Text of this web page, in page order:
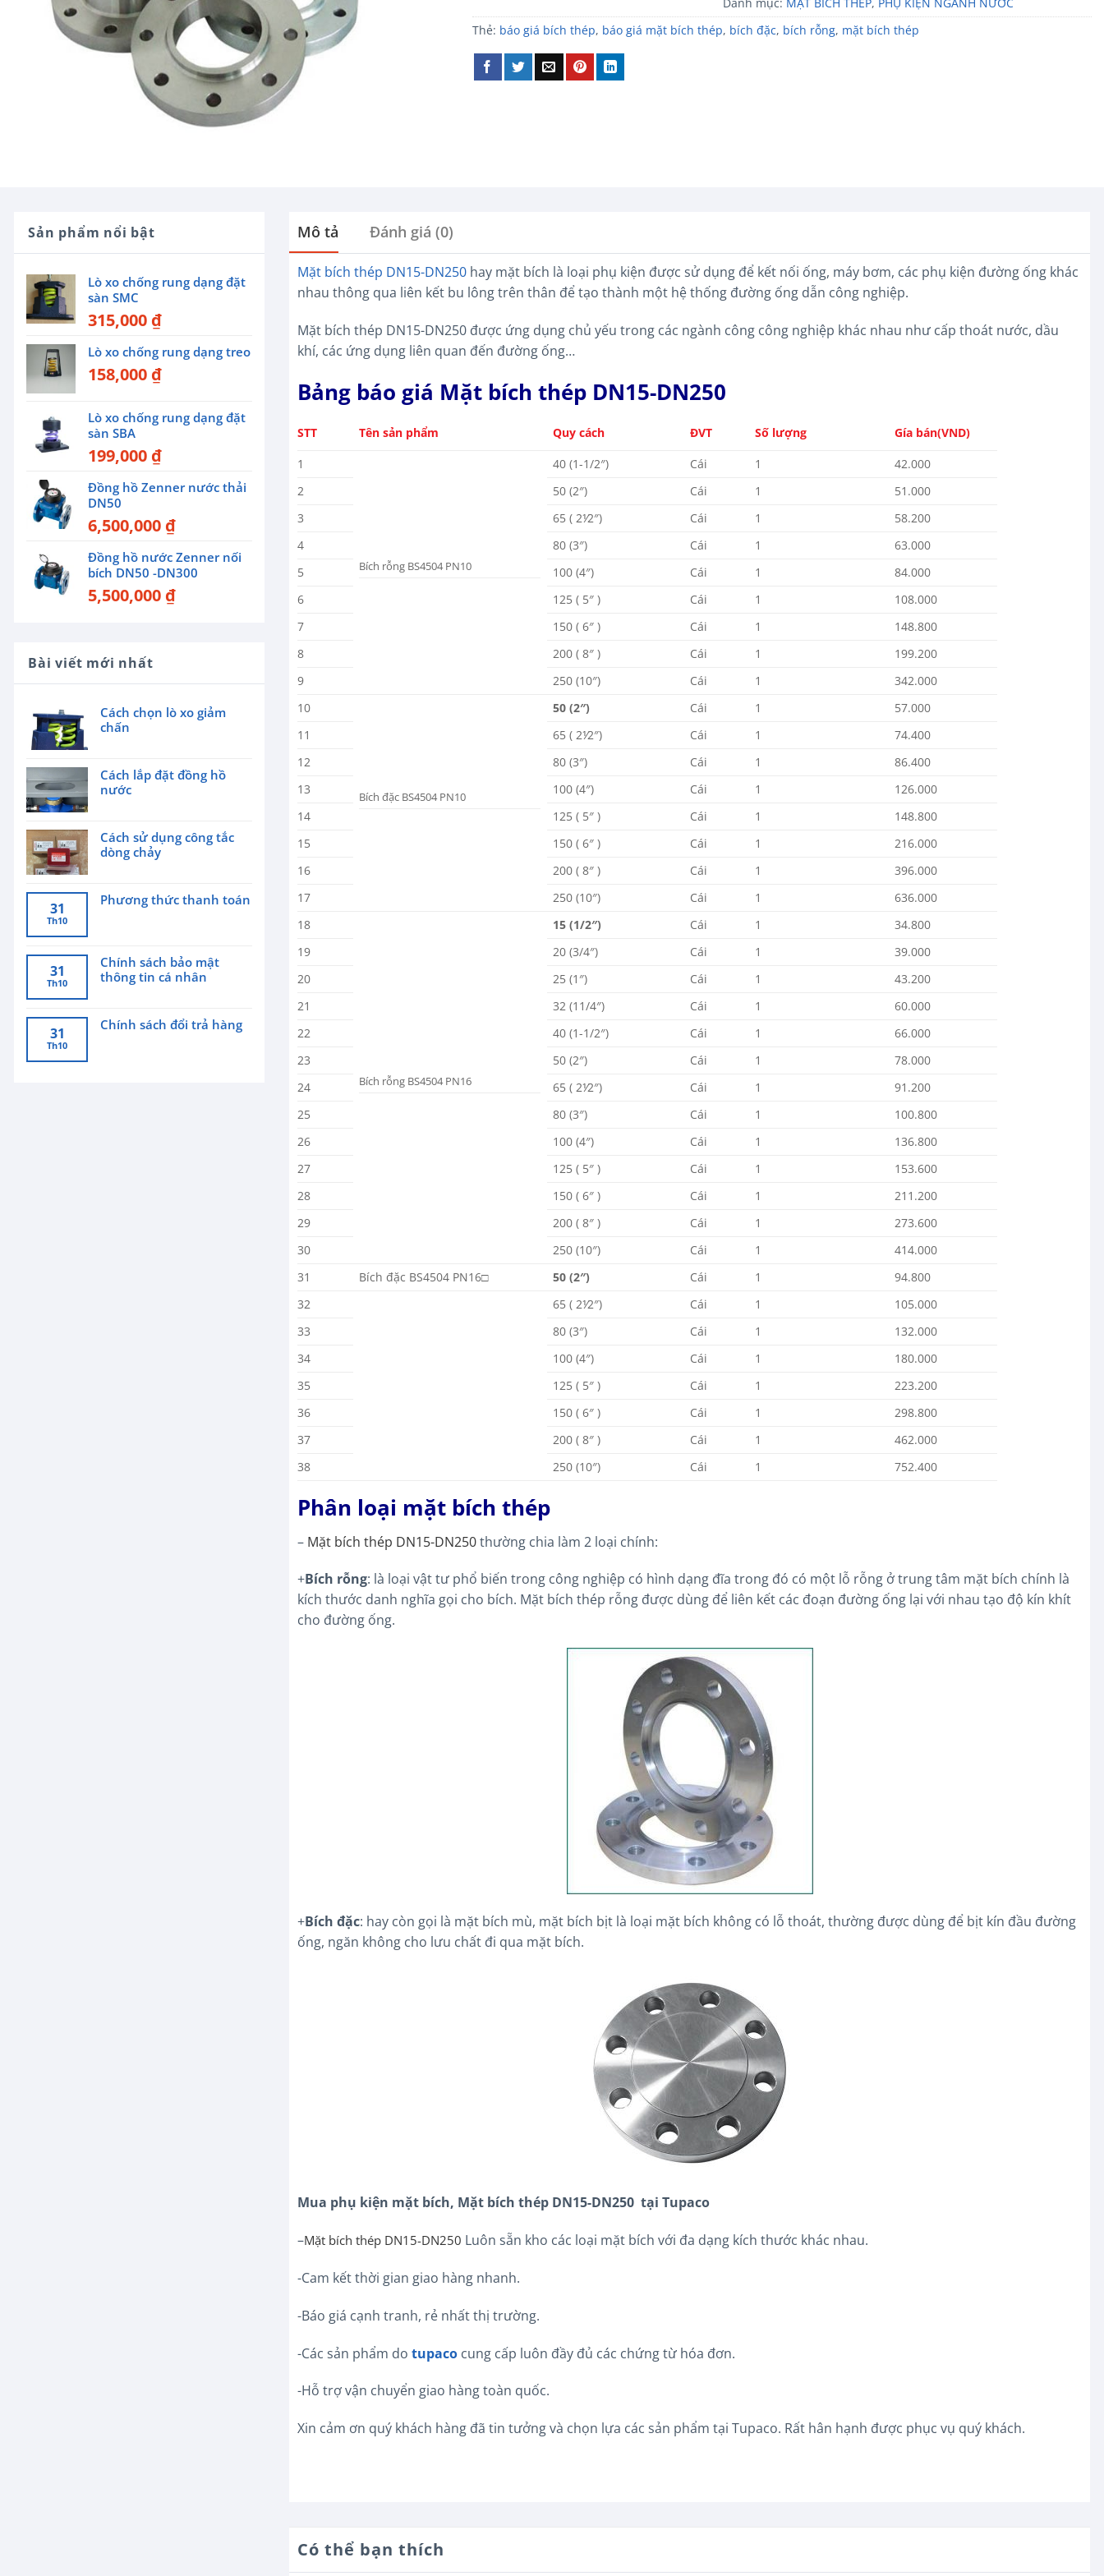
Thẻ: báo giá bích thép, báo giá mặt bích thép, bích đặc, bích rỗng, mặt bích thép
Sản phẩm nổi bật
Lò xo chống rung dạng đặt
sàn SMC
315,000 ₫
Lò xo chống rung dạng treo
158,000 ₫
Lò xo chống rung dạng đặt
sàn SBA
199,000 ₫
Đồng hồ Zenner nước thải
DN50
6,500,000 ₫
Đồng hồ nước Zenner nối
bích DN50 -DN300
5,500,000 ₫
Bài viết mới nhất
Cách chọn lò xo giảm
chấn
Cách lắp đặt đồng hồ
nước
Cách sử dụng công tắc
dòng chảy
31
Th10
Phương thức thanh toán
31
Th10
Chính sách bảo mật
thông tin cá nhân
31
Th10
Chính sách đổi trả hàng
Mô tả Đánh giá (0)
Mặt bích thép DN15-DN250 hay mặt bích là loại phụ kiện được sử dụng để kết nối ống, máy bơm, các phụ kiện đường ống khác
nhau thông qua liên kết bu lông trên thân để tạo thành một hệ thống đường ống dẫn công nghiệp.
Mặt bích thép DN15-DN250 được ứng dụng chủ yếu trong các ngành công công nghiệp khác nhau như cấp thoát nước, dầu
khí, các ứng dụng liên quan đến đường ống…
Bảng báo giá Mặt bích thép DN15-DN250
STT Tên sản phẩm Quy cách ĐVT Số lượng
Gía bán(VND)
1
Bích rỗng BS4504 PN10
40 (1-1/2″) Cái 1
42.000
2
50 (2″) Cái 1
51.000
3
65 ( 2⅟2″) Cái 1
58.200
4
80 (3″) Cái 1
63.000
5
100 (4″) Cái 1
84.000
6
125 ( 5″ ) Cái 1
108.000
7
150 ( 6″ ) Cái 1
148.800
8
200 ( 8″ ) Cái 1
199.200
9
250 (10″) Cái 1
342.000
10
Bích đặc BS4504 PN10
50 (2″) Cái 1
57.000
11
65 ( 2⅟2″) Cái 1
74.400
12
80 (3″) Cái 1
86.400
13
100 (4″) Cái 1
126.000
14
125 ( 5″ ) Cái 1
148.800
15
150 ( 6″ ) Cái 1
216.000
16
200 ( 8″ ) Cái 1
396.000
17
250 (10″) Cái 1
636.000
18
Bích rỗng BS4504 PN16
15 (1/2″) Cái 1
34.800
19
20 (3/4″) Cái 1
39.000
20
25 (1″) Cái 1
43.200
21
32 (11/4″) Cái 1
60.000
22
40 (1-1/2″) Cái 1
66.000
23
50 (2″) Cái 1
78.000
24
65 ( 2⅟2″) Cái 1
91.200
25
80 (3″) Cái 1
100.800
26
100 (4″) Cái 1
136.800
27
125 ( 5″ ) Cái 1
153.600
28
150 ( 6″ ) Cái 1
211.200
29
200 ( 8″ ) Cái 1
273.600
30
250 (10″) Cái 1
414.000
31
Bích đặc BS4504 PN16□ 50 (2″) Cái 1
94.800
32
65 ( 2⅟2″) Cái 1
105.000
33
80 (3″) Cái 1
132.000
34
100 (4″) Cái 1
180.000
35
125 ( 5″ ) Cái 1
223.200
36
150 ( 6″ ) Cái 1
298.800
37
200 ( 8″ ) Cái 1
462.000
38
250 (10″) Cái 1 752.400
Phân loại mặt bích thép
– Mặt bích thép DN15-DN250thường chia làm 2 loại chính:
+Bích rỗng: là loại vật tư phổ biến trong công nghiệp có hình dạng đĩa trong đó có một lỗ rỗng ở trung tâm mặt bích chính là
kích thước danh nghĩa gọi cho bích. Mặt bích thép rỗng được dùng để liên kết các đoạn đường ống lại với nhau tạo độ kín khít
cho đường ống.
+Bích đặc: hay còn gọi là mặt bích mù, mặt bích bịt là loại mặt bích không có lỗ thoát, thường được dùng để bịt kín đầu đường
ống, ngăn không cho lưu chất đi qua mặt bích.
Mua phụ kiện mặt bích, Mặt bích thép DN15-DN250 tại Tupaco
–Mặt bích thép DN15-DN250 Luôn sẵn kho các loại mặt bích với đa dạng kích thước khác nhau.
-Cam kết thời gian giao hàng nhanh.
-Báo giá cạnh tranh, rẻ nhất thị trường.
-Các sản phẩm do tupaco cung cấp luôn đầy đủ các chứng từ hóa đơn.
-Hỗ trợ vận chuyển giao hàng toàn quốc.
Xin cảm ơn quý khách hàng đã tin tưởng và chọn lựa các sản phẩm tại Tupaco. Rất hân hạnh được phục vụ quý khách.
Có thể bạn thích